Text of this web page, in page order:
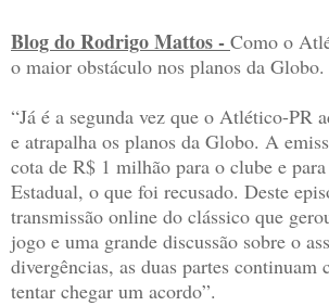
Blog do Rodrigo Mattos - Como o
o maior obstáculo nos planos da Globo.
“Já é a segunda vez que o Atlético-PR
e atrapalha os planos da Globo. A
cota de R$ 1 milhão para o clube e
Estadual, o que foi recusado. Deste
transmissão online do clássico que
jogo e uma grande discussão sobre o
divergências, as duas partes continuam
tentar chegar um acordo”.